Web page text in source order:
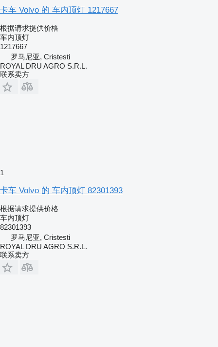
卡车 Volvo 的 车内顶灯 1217667
根据请求提供价格
车内顶灯
1217667
罗马尼亚, Cristesti
ROYAL DRU AGRO S.R.L.
联系卖方
1
卡车 Volvo 的 车内顶灯 82301393
根据请求提供价格
车内顶灯
82301393
罗马尼亚, Cristesti
ROYAL DRU AGRO S.R.L.
联系卖方